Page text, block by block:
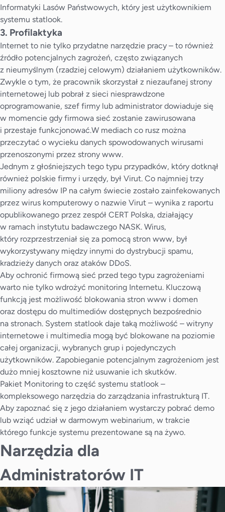
Informatyki Lasów Państwowych, który jest użytkownikiem
systemu statlook.
3. Profilaktyka
Internet to nie tylko przydatne narzędzie pracy – to również
źródło potencjalnych zagrożeń, często związanych
z nieumyślnym (rzadziej celowym) działaniem użytkowników.
Zwykle o tym, że pracownik skorzystał z niezaufanej strony
internetowej lub pobrał z sieci niesprawdzone
oprogramowanie, szef firmy lub administrator dowiaduje się
w momencie gdy firmowa sieć zostanie zawirusowana
i przestaje funkcjonować.W mediach co rusz można
przeczytać o wycieku danych spowodowanych wirusami
przenoszonymi przez strony www.
Jednym z głośniejszych tego typu przypadków, który dotknął
również polskie firmy i urzędy, był Virut. Co najmniej trzy
miliony adresów IP na całym świecie zostało zainfekowanych
przez wirus komputerowy o nazwie Virut – wynika z raportu
opublikowanego przez zespół CERT Polska, działający
w ramach instytutu badawczego NASK. Wirus,
który rozprzestrzeniał się za pomocą stron www, był
wykorzystywany między innymi do dystrybucji spamu,
kradzieży danych oraz ataków DDoS.
Aby ochronić firmową sieć przed tego typu zagrożeniami
warto nie tylko wdrożyć monitoring Internetu. Kluczową
funkcją jest możliwość blokowania stron www i domen
oraz dostępu do multimediów dostępnych bezpośrednio
na stronach. System statlook daje taką możliwość – witryny
internetowe i multimedia mogą być blokowane na poziomie
całej organizacji, wybranych grup i pojedynczych
użytkowników. Zapobieganie potencjalnym zagrożeniom jest
dużo mniej kosztowne niż usuwanie ich skutków.
Pakiet Monitoring to część systemu statlook –
kompleksowego narzędzia do zarządzania infrastrukturą IT.
Aby zapoznać się z jego działaniem wystarczy pobrać demo
lub wziąć udział w darmowym webinarium, w trakcie
którego funkcje systemu prezentowane są na żywo.
Narzędzia dla
Administratorów IT